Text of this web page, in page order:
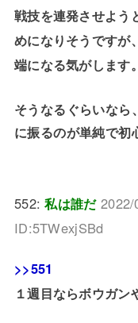
戦技を連発させよう
めになりそうですが
端になる気がします。
そうなるぐらいなら
に振るのが単純で初
552:私は誰だ
ID:5TWexjSBd
>>551
１週目ならボウガン